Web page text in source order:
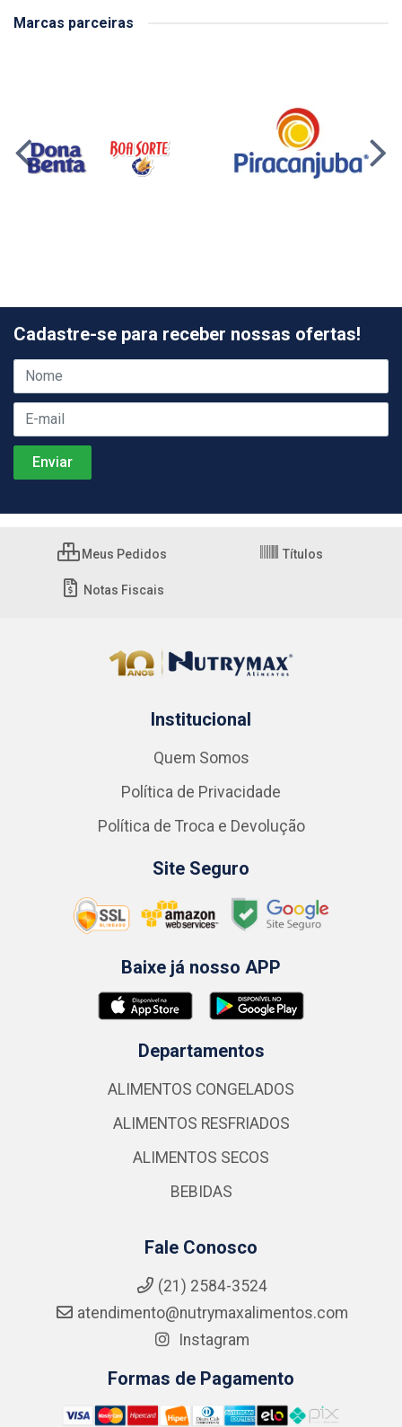
Marcas parceiras
Cadastre-se para receber nossas ofertas!
Meus Pedidos Títulos
Notas Fiscais
Institucional
Quem Somos
Política de Privacidade
Política de Troca e Devolução
Site Seguro
Baixe já nosso APP
Departamentos
ALIMENTOS CONGELADOS
ALIMENTOS RESFRIADOS
ALIMENTOS SECOS
BEBIDAS
Fale Conosco
(21) 2584-3524
atendimento@nutrymaxalimentos.com
Instagram
Formas de Pagamento